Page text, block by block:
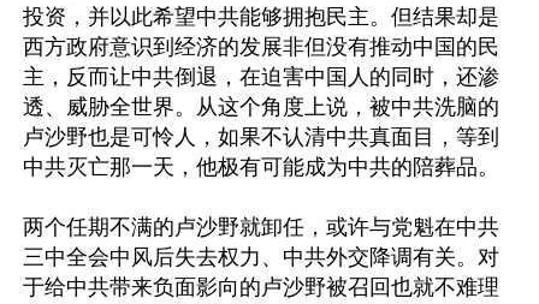
投资，并以此希望中共能够拥抱民主。但结果却是
西方政府意识到经济的发展非但没有推动中国的民
主，反而让中共倒退，在迫害中国人的同时，还渗
透、威胁全世界。从这个角度上说，被中共洗脑的
卢沙野也是可怜人，如果不认清中共真面目，等到
中共灭亡那一天，他极有可能成为中共的陪葬品。
两个任期不满的卢沙野就卸任，或许与党魁在中共
三中全会中风后失去权力、中共外交降调有关。对
于给中共带来负面影向的卢沙野被召回也就不难理